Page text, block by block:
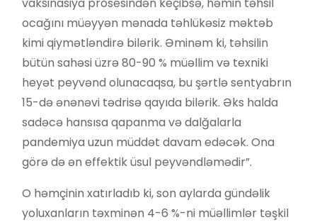
ocağını müəyyən mənada təhlükəsiz məktəb
kimi qiymətləndirə bilərik. Əminəm ki, təhsilin
bütün sahəsi üzrə 80-90 % müəllim və texniki
heyət peyvənd olunacaqsa, bu şərtlə sentyabrın
15-də ənənəvi tədrisə qayıda bilərik. Əks halda
sadəcə hansısa qapanma və dalğalarla
pandemiya uzun müddət davam edəcək. Ona
görə də ən effektik üsul peyvəndləmədir”.
O həmçinin xatırladıb ki, son aylarda gündəlik
yoluxanların təxminən 4-6 %-ni müəllimlər təşkil